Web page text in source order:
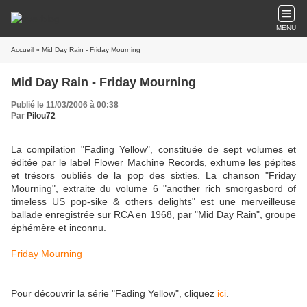
MENU
Accueil » Mid Day Rain - Friday Mourning
Mid Day Rain - Friday Mourning
Publié le 11/03/2006 à 00:38
Par Pilou72
La compilation "Fading Yellow", constituée de sept volumes et
éditée par le label Flower Machine Records, exhume les pépites
et trésors oubliés de la pop des sixties. La chanson "Friday
Mourning", extraite du volume 6 "another rich smorgasbord of
timeless US pop-sike & others delights" est une merveilleuse
ballade enregistrée sur RCA en 1968, par "Mid Day Rain", groupe
éphémère et inconnu.
Friday Mourning
Pour découvrir la série "Fading Yellow", cliquez ici